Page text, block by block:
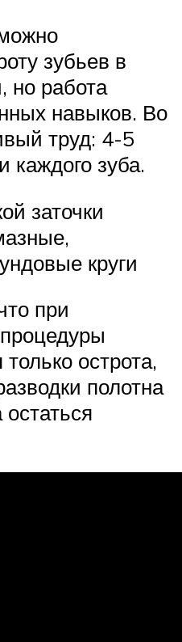
зубьев в
но работа
навыков. Во
труд: 4-5
каждого зуба.
заточки
круги
при
острота,
полотна